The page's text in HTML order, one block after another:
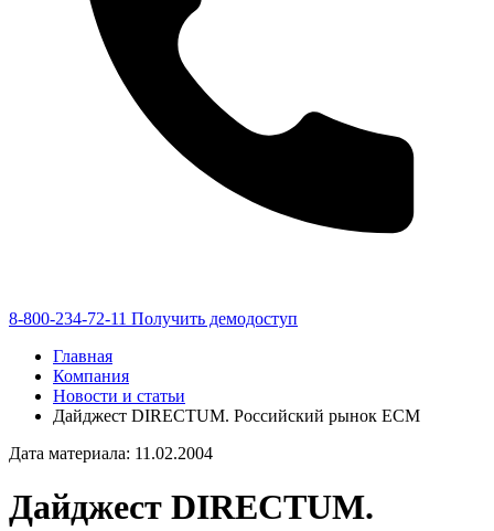
8-800-234-72-11 Получить демодоступ
Главная
Компания
Новости и статьи
Дайджест DIRECTUM. Российский рынок ECM
Дата материала: 11.02.2004
Дайджест DIRECTUM.